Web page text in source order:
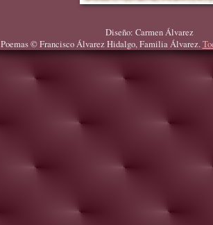
Diseño: Carmen Álvarez
Poemas © Francisco Álvarez Hidalgo, Familia Álvarez.